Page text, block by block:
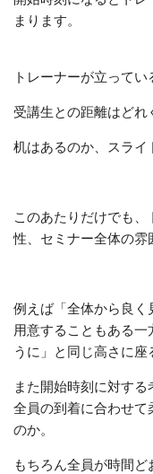
まります。
トレーナーが立ってい
受講生との距離はどれ
机はあるのか、スライ
このあたりだけでも
性、セミナー全体の雰
例えば「全体から良く
用意することもある
うに」と同じ高さに座
また開始時刻に対する
全員の到着に合わせて
のか。
もちろん全員が時間